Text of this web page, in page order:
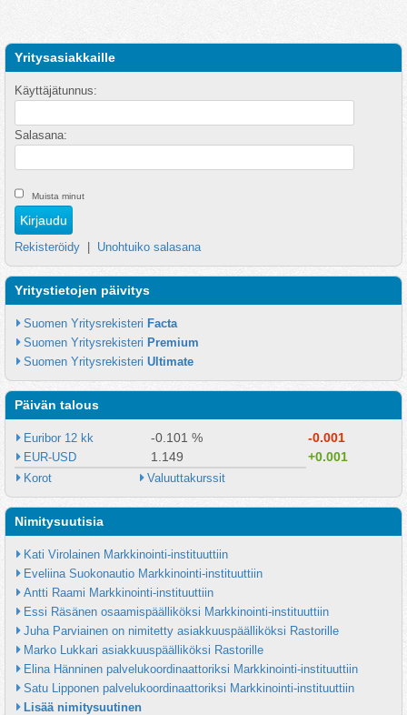
Yritysasiakkaille
Käyttäjätunnus:
Salasana:
Muista minut
Rekisteröidy Unohtuiko salasana
Yritystietojen päivitys
Suomen Yritysrekisteri Facta
Suomen Yritysrekisteri Premium
Suomen Yritysrekisteri Ultimate
Päivän talous
Euribor 12 kk -0.101 % -0.001
EUR-USD 1.149 +0.001
Korot Valuuttakurssit
Nimitysuutisia
Kati Virolainen Markkinointi-instituuttiin
Eveliina Suokonautio Markkinointi-instituuttiin
Antti Raami Markkinointi-instituuttiin
Essi Räsänen osaamispäälliköksi Markkinointi-instituuttiin
Juha Parviainen on nimitetty asiakkuuspäälliköksi Rastorille
Marko Lukkari asiakkuuspäälliköksi Rastorille
Elina Hänninen palvelukoordinaattoriksi Markkinointi-instituuttiin
Satu Lipponen palvelukoordinaattoriksi Markkinointi-instituuttiin
Lisää nimitysuutinen